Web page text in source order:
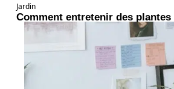
Jardin
Comment entretenir des plantes